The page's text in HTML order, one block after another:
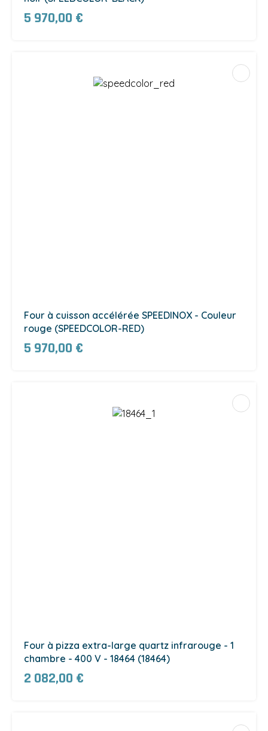
5 970,00 €
Four à cuisson accélérée SPEEDINOX - Couleur
rouge (SPEEDCOLOR-RED)
5 970,00 €
Four à pizza extra-large quartz infrarouge - 1
chambre - 400 V - 18464 (18464)
2 082,00 €